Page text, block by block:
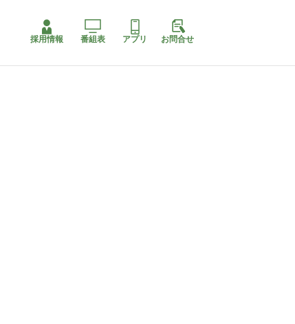
採用情報 番組表 アプリ お問合せ